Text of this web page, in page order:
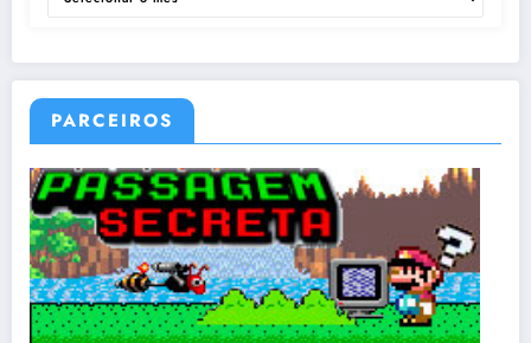
PARCEIROS